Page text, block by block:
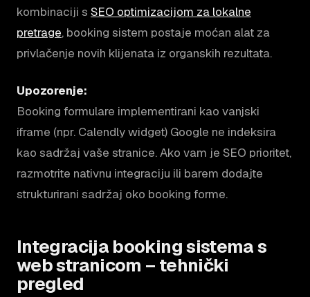
kombinaciji s SEO optimizacijom za lokalne
pretrage, booking sistem postaje moćan alat za
privlačenje novih klijenata iz organskih rezultata.
Upozorenje:
Booking formulare implementirani kao vanjski
iframe (npr. Calendly widget) Google ne indeksira
kao sadržaj vaše stranice. Ako vam je SEO prioritet,
razmotrite nativnu integraciju ili barem dodajte
strukturirani sadržaj oko booking forme.
Integracija booking sistema s
web stranicom – tehnički
pregled